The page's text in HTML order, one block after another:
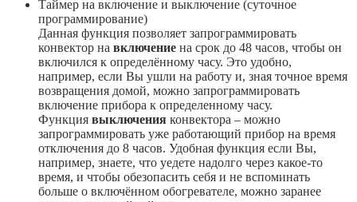
Таймер на включение и выключение (суточное
программирование)
Данная функция позволяет запрограммировать
конвектор на включение на срок до 48 часов, чтобы он
включился к определённому часу. Это удобно,
например, если Вы ушли на работу и, зная точное время
возвращения домой, можно запрограммировать
включение прибора к определенному часу.
Функция выключения конвектора – можно
запрограммировать уже работающий прибор на время
отключения до 8 часов. Удобная функция если Вы,
например, знаете, что уедете надолго через какое-то
время, и чтобы обезопасить себя и не вспоминать
больше о включённом обогревателе, можно заранее